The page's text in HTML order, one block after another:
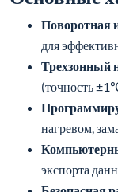
Поворотная
для
Трехзонный
(точность
нагревом,
экспорта